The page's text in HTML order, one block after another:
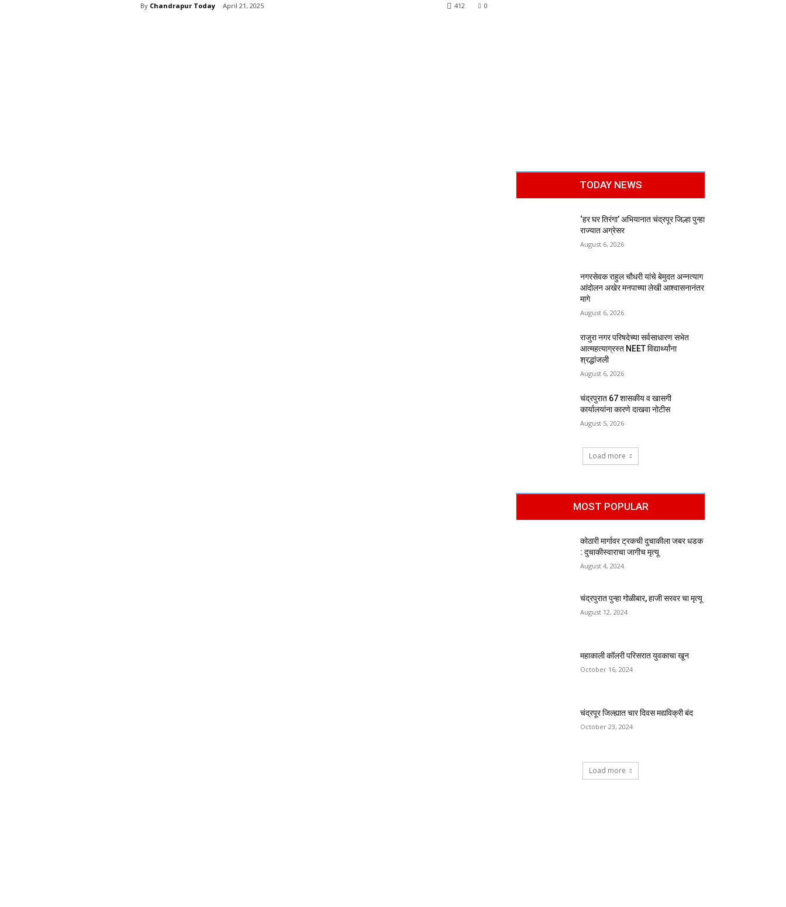
By Chandrapur Today April 21, 2025 0
412
TODAY NEWS
‘हर घर तिरंगा’ अभियानात चंद्रपूर जिल्हा पुन्हा
राज्यात अग्रेसर
August 6, 2026
नगरसेवक राहुल चौधरी यांचे बेमुदत अन्नत्याग
आंदोलन अखेर मनपाच्या लेखी आश्वासनानंतर
मागे
August 6, 2026
राजुरा नगर परिषदेच्या सर्वसाधारण सभेत
आत्महत्याग्रस्त NEET विद्यार्थ्यांना
श्रद्धांजली
August 6, 2026
चंद्रपुरात 67 शासकीय व खासगी
कार्यालयांना कारणे दाखवा नोटीस
August 5, 2026
Load more
MOST POPULAR
कोठारी मार्गावर ट्रकची दुचाकीला जबर धडक
: दुचाकीस्वाराचा जागीच मृत्यू
August 4, 2024
चंद्रपुरात पुन्हा गोळीबार, हाजी सरवर चा मृत्यू
August 12, 2024
महाकाली कॉलरी परिसरात युवकाचा खून
October 16, 2024
चंद्रपूर जिल्ह्यात चार दिवस मद्यविक्री बंद
October 23, 2024
Load more